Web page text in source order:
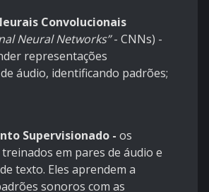
Convolucionais
Neural Networks”- CNNs) -
representações
áudio, identificando padrões;
Supervisionado - os
em pares de áudio e
texto. Eles aprendem a
sonoros com as